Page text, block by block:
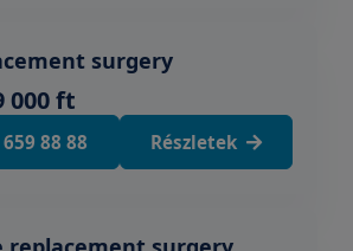
surgery
000 ft
88 88 Részletek